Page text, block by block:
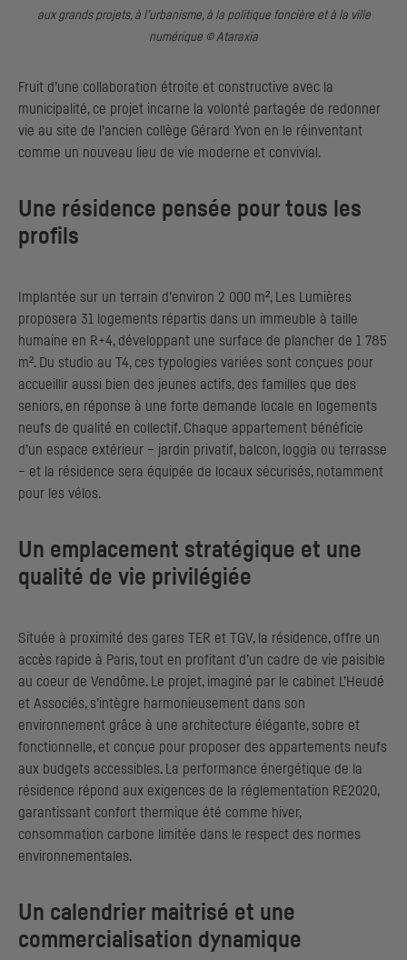
aux grands projets, à l’urbanisme, à la politique foncière et à la ville
numérique © Ataraxia
Fruit d’une collaboration étroite et constructive avec la
municipalité, ce projet incarne la volonté partagée de redonner
vie au site de l’ancien collège Gérard Yvon en le réinventant
comme un nouveau lieu de vie moderne et convivial.
Une résidence pensée pour tous les
profils
Implantée sur un terrain d’environ 2 000 m², Les Lumières
proposera 31 logements répartis dans un immeuble à taille
humaine en R+4, développant une surface de plancher de 1 785
m². Du studio au T4, ces typologies variées sont conçues pour
accueillir aussi bien des jeunes actifs, des familles que des
seniors, en réponse à une forte demande locale en logements
neufs de qualité en collectif. Chaque appartement bénéficie
d’un espace extérieur – jardin privatif, balcon, loggia ou terrasse
– et la résidence sera équipée de locaux sécurisés, notamment
pour les vélos.
Un emplacement stratégique et une
qualité de vie privilégiée
Située à proximité des gares TER et TGV, la résidence, offre un
accès rapide à Paris, tout en profitant d’un cadre de vie paisible
au coeur de Vendôme. Le projet, imaginé par le cabinet L’Heudé
et Associés, s’intègre harmonieusement dans son
environnement grâce à une architecture élégante, sobre et
fonctionnelle, et conçue pour proposer des appartements neufs
aux budgets accessibles. La performance énergétique de la
résidence répond aux exigences de la réglementation RE2020,
garantissant confort thermique été comme hiver,
consommation carbone limitée dans le respect des normes
environnementales.
Un calendrier maitrisé et une
commercialisation dynamique